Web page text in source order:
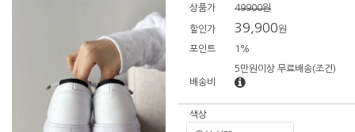
상품가 49900원
할인가 39,900원
포인트 1%
배송비
5만원이상 무료배송(조건)
색상